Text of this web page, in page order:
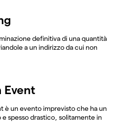
definitiva di una quantità
a un indirizzo da cui non
Event
è un evento imprevisto che ha un
spesso drastico, solitamente in